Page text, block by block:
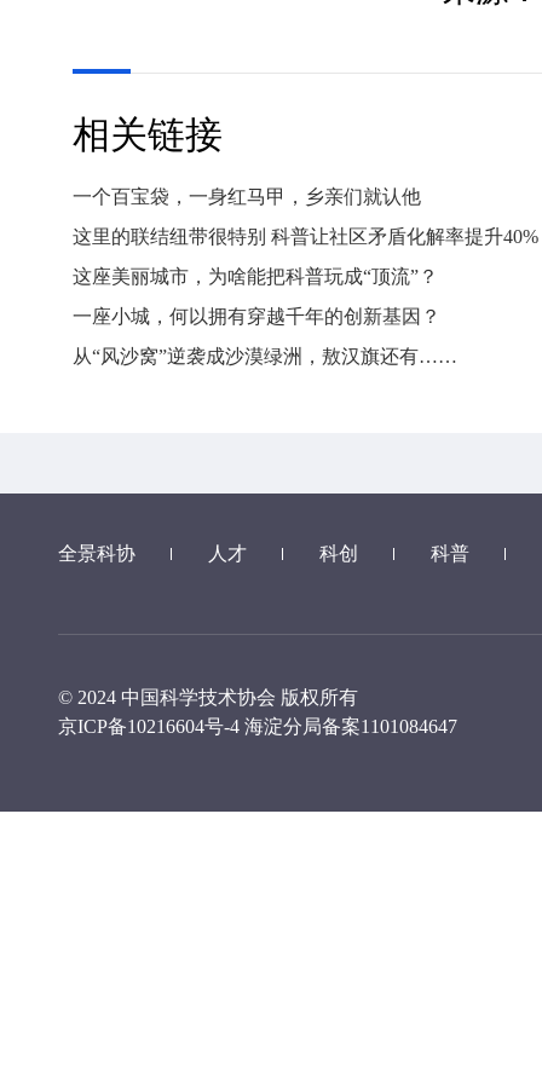
相关链接
一个百宝袋，一身红马甲，乡亲们就认他
这里的联结纽带很特别 科普让社区矛盾化解率提升40%
这座美丽城市，为啥能把科普玩成“顶流”？
一座小城，何以拥有穿越千年的创新基因？
从“风沙窝”逆袭成沙漠绿洲，敖汉旗还有……
全景科协 人才 科创 科普
© 2024 中国科学技术协会 版权所有
京ICP备10216604号-4 海淀分局备案1101084647